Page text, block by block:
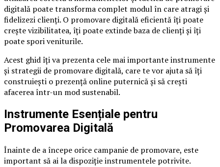
digitală poate transforma complet modul în care atragi și
fidelizezi clienți. O promovare digitală eficientă îți poate
crește vizibilitatea, îți poate extinde baza de clienți și îți
poate spori veniturile.
Acest ghid îți va prezenta cele mai importante instrumente
și strategii de promovare digitală, care te vor ajuta să îți
construiești o prezență online puternică și să crești
afacerea într-un mod sustenabil.
Instrumente Esențiale pentru
Promovarea Digitală
Înainte de a începe orice campanie de promovare, este
important să ai la dispoziție instrumentele potrivite.